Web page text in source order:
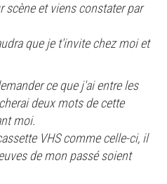
et viens constater par
que je t'invite chez moi et
ce que j'ai entre les
deux mots de cette
moi.
VHS comme celle-ci, il
de mon passé soient